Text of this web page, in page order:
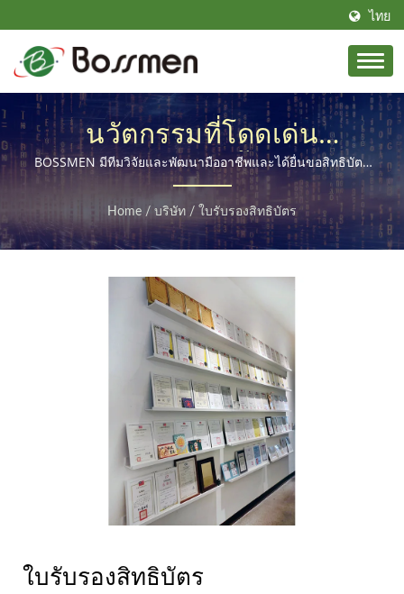
ไทย
นวัตกรรมที่โดดเด่น
เทคโนโลยีชั้นนำ
BOSSMEN มีทีมวิจัยและพัฒนามืออาชีพและได้ยื่นขอสิทธิบัตร
มากกว่า 40 รายการทั้งในประเทศและต่างประเทศ
Home / บริษัท / ใบรับรองสิทธิบัตร
ใบรับรองสิทธิบัตร